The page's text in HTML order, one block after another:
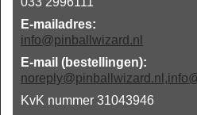
E-mailadres:
info@pinballwizard.nl
E-mail (bestellingen):
KvK nummer 31043946